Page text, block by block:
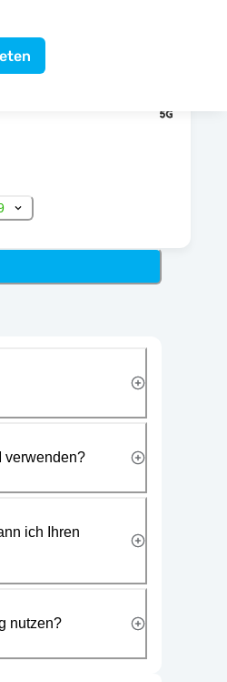
verwenden?
ich Ihren
nutzen?